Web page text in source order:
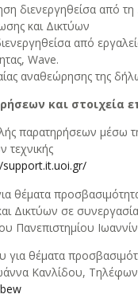
διενεργηθείσα από
και Δικτύων
από
Wave.
αναθεώρησης της
και στοιχεία
παρατηρήσεων μέσω
τεχνικής
θέματα
Δικτύων σε
Πανεπιστημίου
για θέματα
Κανλίδου,